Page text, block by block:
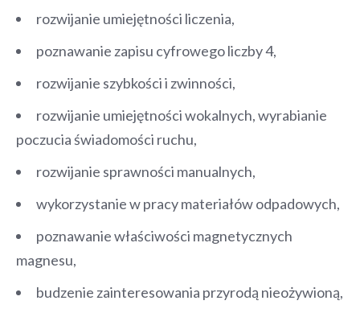
rozwijanie umiejętności liczenia,
poznawanie zapisu cyfrowego liczby 4,
rozwijanie szybkości i zwinności,
rozwijanie umiejętności wokalnych, wyrabianie
poczucia świadomości ruchu,
rozwijanie sprawności manualnych,
wykorzystanie w pracy materiałów odpadowych,
poznawanie właściwości magnetycznych
magnesu,
budzenie zainteresowania przyrodą nieożywioną,